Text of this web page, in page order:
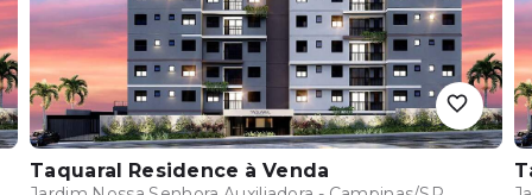
Taquaral Residence à Venda